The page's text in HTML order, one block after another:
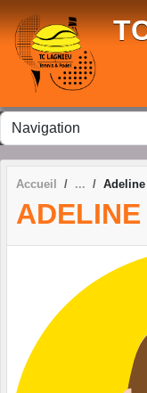
Accueil Adeline